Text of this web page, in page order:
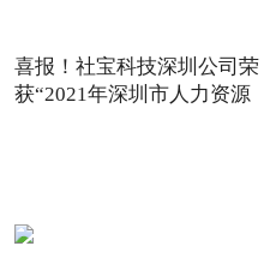
喜报！社宝科技深圳公司荣
获“2021年深圳市人力资源